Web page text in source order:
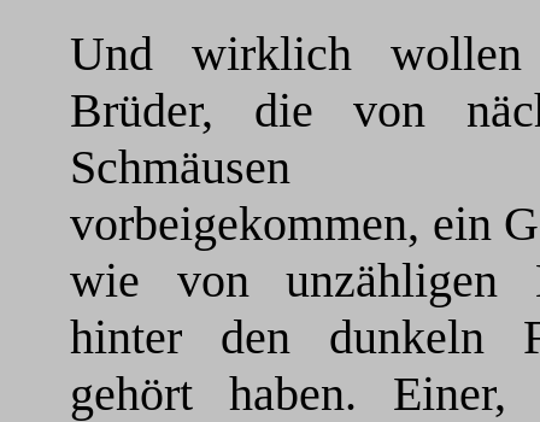
Und wirklich wollen
Brüder, die von
Schmäusen
vorbeigekommen, ein
wie von unzähligen
hinter den dunkeln
gehört haben.